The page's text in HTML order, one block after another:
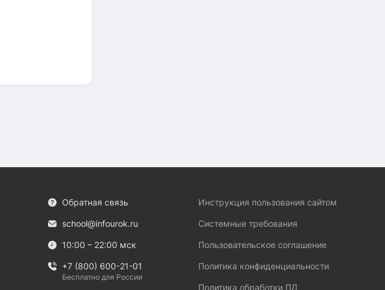
Обратная связь
school@infourok.ru
10:00 – 22:00 мск
+7 (800) 600-21-01
Бесплатно для России
Инструкция пользования сайтом
Системные требования
Пользовательское соглашение
Политика конфиденциальности
Политика обработки ПД